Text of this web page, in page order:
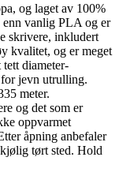
og laget av 100%
vanlig PLA og er
skrivere, inkludert
kvalitet, og er meget
diameter-
for jevn utrulling.
meter.
og det som er
oppvarmet
åpning anbefaler
tørt sted. Hold